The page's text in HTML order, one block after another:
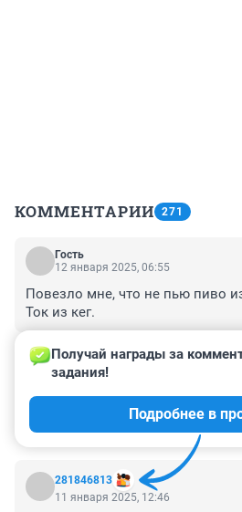
КОММЕНТАРИИ 271
Гость
12 января 2025, 06:55
Повезло мне, что не пью пиво
Ток из кег.
Гость
Пейте водку и самогона лучше
281846813
Получай награды за
задания!
Подробнее в
11 января 2025, 12:46